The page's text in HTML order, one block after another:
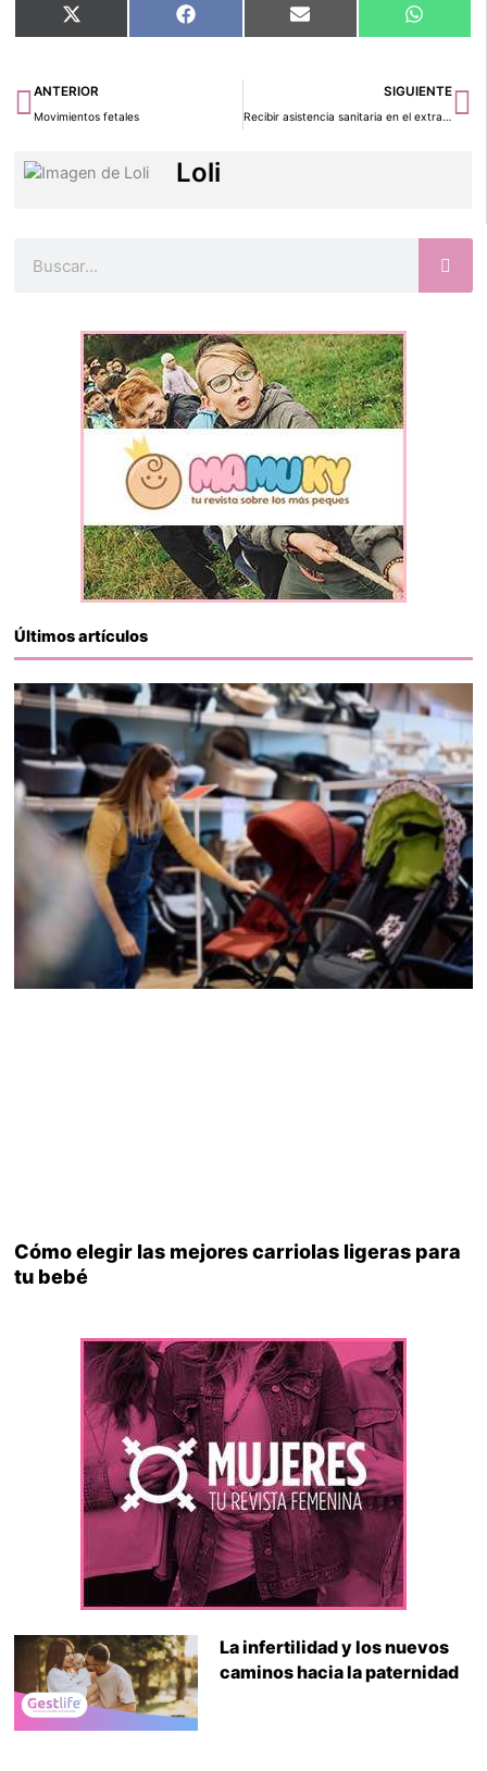
Compartir
en
X
(Twitter)
Compartir
en
Facebook Compartir
en
Email
en
Ant
ANTERIOR
Movimientos fetales
SIGUIENTE
Recibir asistencia sanitaria en el extranjero
Loli
Últimos artículos
Cómo elegir las mejores carriolas ligeras para
tu bebé
La infertilidad y los nuevos
caminos hacia la paternidad